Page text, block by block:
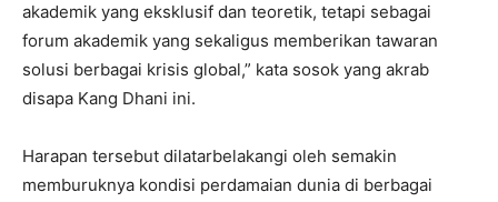
akademik yang eksklusif dan teoretik, tetapi sebagai
forum akademik yang sekaligus memberikan tawaran
solusi berbagai krisis global,” kata sosok yang akrab
disapa Kang Dhani ini.
Harapan tersebut dilatarbelakangi oleh semakin
memburuknya kondisi perdamaian dunia di berbagai